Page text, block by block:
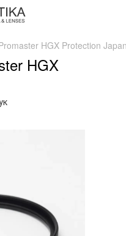
HGX Protection
HGX